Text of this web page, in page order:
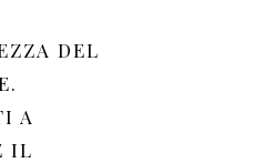
DEL
A
IL